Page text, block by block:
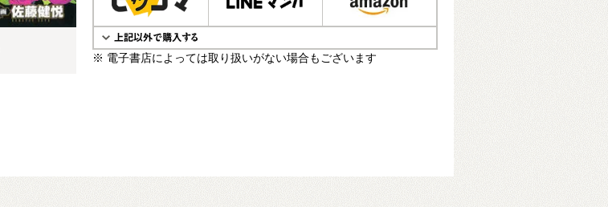
※ 電子書店によっては取り扱いがない場合もございます